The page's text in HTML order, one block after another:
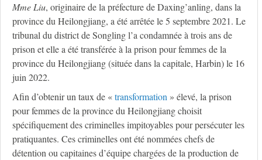
MmeLiu, originaire de la préfecture de Daxing’anling, dans la
province du Heilongjiang, a été arrêtée le 5 septembre 2021. Le
tribunal du district de Songling l’a condamnée à trois ans de
prison et elle a été transférée à la prison pour femmes de la
province du Heilongjiang (située dans la capitale, Harbin) le 16
juin 2022.
Afin d’obtenir un taux de «transformation » élevé, la prison
pour femmes de la province du Heilongjiang choisit
spécifiquement des criminelles impitoyables pour persécuter les
pratiquantes. Ces criminelles ont été nommées chefs de
détention ou capitaines d’équipe chargées de la production de